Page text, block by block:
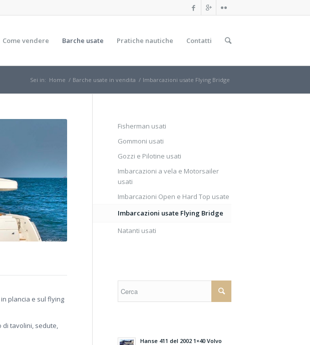
Come vendere Barche usate Pratiche nautiche Contatti
Sei in: Home / Barche usate in vendita / Imbarcazioni usate Flying Bridge
plancia e sul flying
di tavolini, sedute,
Fisherman usati
Gommoni usati
Gozzi e Pilotine usati
Imbarcazioni a vela e Motorsailer
usati
Imbarcazioni Open e Hard Top usate
Imbarcazioni usate Flying Bridge
Natanti usati
Hanse 411 del 2002 1×40 Volvo